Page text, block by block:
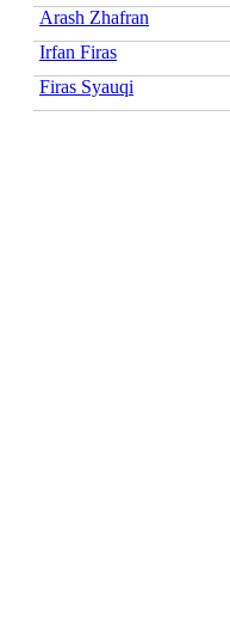
Arash Zhafran
Irfan Firas
Firas Syauqi